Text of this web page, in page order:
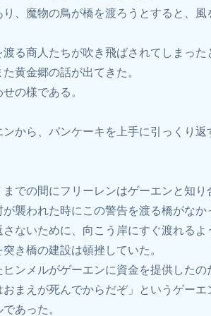
、魔物の鳥が橋を渡ろうとすると、
る商人たちが吹き飛ばされてしまった
黄金郷の話が出てきた。
の様である。
から、パンケーキを上手に引っくり
での間にフリーレンはゲーエンと知り
襲われた時にこの警告を渡る橋がなか
ないために、向こう岸にすぐ渡れるよ
き橋の建設は頓挫していた。
ンメルがゲーエンに資金を提供したの
おまえが死んでからだぞ」というゲー
あった。